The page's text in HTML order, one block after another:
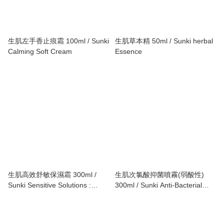
生肌左手香止痕霜 100ml / Sunki
Calming Soft Cream
生肌草本精 50ml / Sunki herbal
Essence
生肌高效舒敏保濕霜 300ml /
Sunki Sensitive Solutions :
生肌次氯酸抑菌噴霧(弱酸性)
300ml / Sunki Anti-Bacterial